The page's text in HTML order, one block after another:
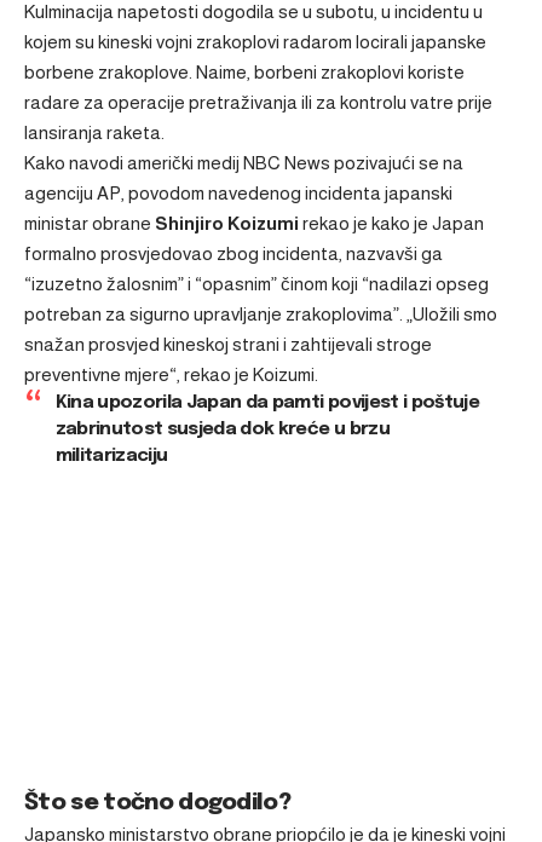
Kulminacija napetosti dogodila se u subotu, u incidentu u
kojem su kineski vojni zrakoplovi radarom locirali japanske
borbene zrakoplove. Naime, borbeni zrakoplovi koriste
radare za operacije pretraživanja ili za kontrolu vatre prije
lansiranja raketa.
Kako navodi američki medij NBC News pozivajući se na
agenciju AP, povodom navedenog incidenta japanski
ministar obrane Shinjiro Koizumi rekao je kako je Japan
formalno prosvjedovao zbog incidenta, nazvavši ga
“izuzetno žalosnim” i “opasnim” činom koji “nadilazi opseg
potreban za sigurno upravljanje zrakoplovima”. „Uložili smo
snažan prosvjed kineskoj strani i zahtijevali stroge
preventivne mjere“, rekao je Koizumi.
Kina upozorila Japan da pamti povijest i poštuje
zabrinutost susjeda dok kreće u brzu
militarizaciju
Što se točno dogodilo?
Japansko ministarstvo obrane priopćilo je da je kineski vojni